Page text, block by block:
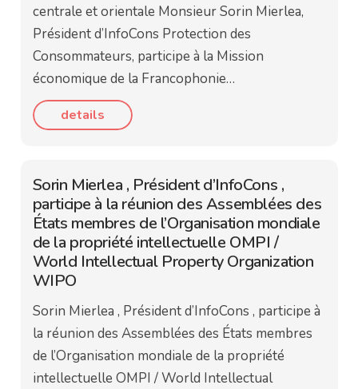
centrale et orientale Monsieur Sorin Mierlea,
Président d’InfoCons Protection des
Consommateurs, participe à la Mission
économique de la Francophonie…
details
Sorin Mierlea , Président d’InfoCons ,
participe à la réunion des Assemblées des
États membres de l’Organisation mondiale
de la propriété intellectuelle OMPI /
World Intellectual Property Organization
WIPO
Sorin Mierlea , Président d’InfoCons , participe à
la réunion des Assemblées des États membres
de l’Organisation mondiale de la propriété
intellectuelle OMPI / World Intellectual